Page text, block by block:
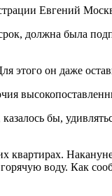
Евгений
должна была
этого он даже
бы,
квартирах.
воду. Как